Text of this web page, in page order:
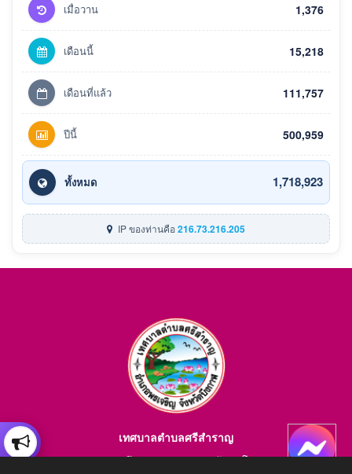
เมื่อวาน 1,376
เดือนนี้ 15,218
เดือนที่แล้ว 111,757
ปีนี้ 500,959
ทั้งหมด 1,718,923
IP ของท่านคือ216.73.216.205
เทศบาลตำบลศรีสำราญ